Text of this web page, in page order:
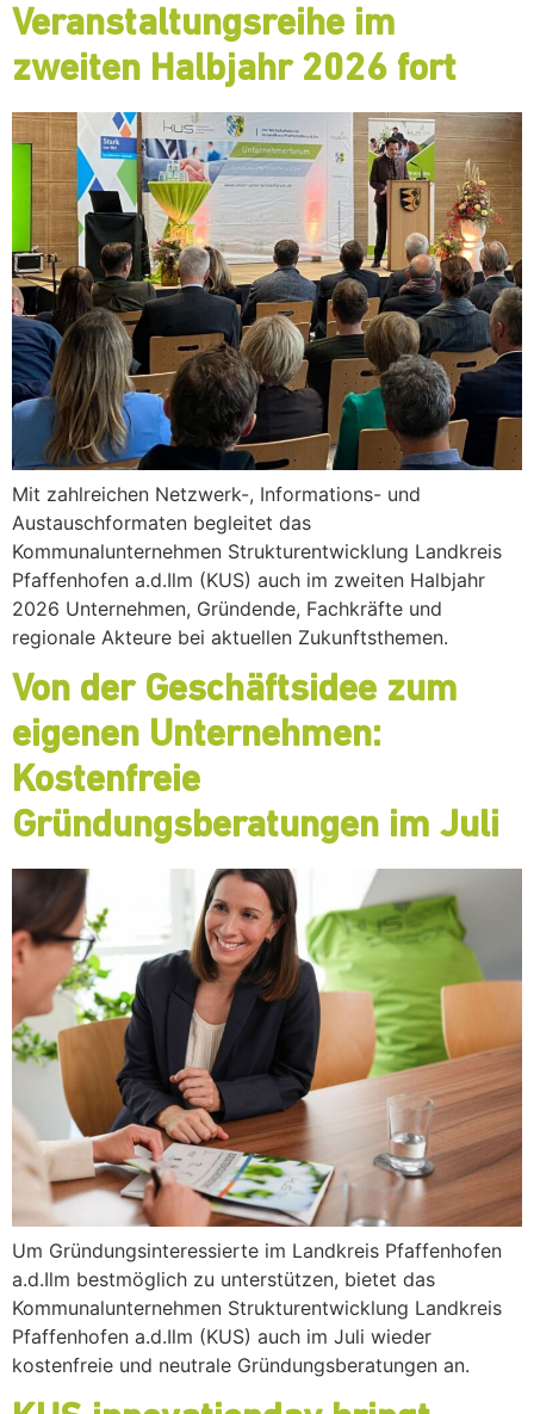
Veranstaltungsreihe im
zweiten Halbjahr 2026 fort
Mit zahlreichen Netzwerk-, Informations- und
Austauschformaten begleitet das
Kommunalunternehmen Strukturentwicklung Landkreis
Pfaffenhofen a.d.Ilm (KUS) auch im zweiten Halbjahr
2026 Unternehmen, Gründende, Fachkräfte und
regionale Akteure bei aktuellen Zukunftsthemen.
Von der Geschäftsidee zum
eigenen Unternehmen:
Kostenfreie
Gründungsberatungen im Juli
Um Gründungsinteressierte im Landkreis Pfaffenhofen
a.d.Ilm bestmöglich zu unterstützen, bietet das
Kommunalunternehmen Strukturentwicklung Landkreis
Pfaffenhofen a.d.Ilm (KUS) auch im Juli wieder
kostenfreie und neutrale Gründungsberatungen an.